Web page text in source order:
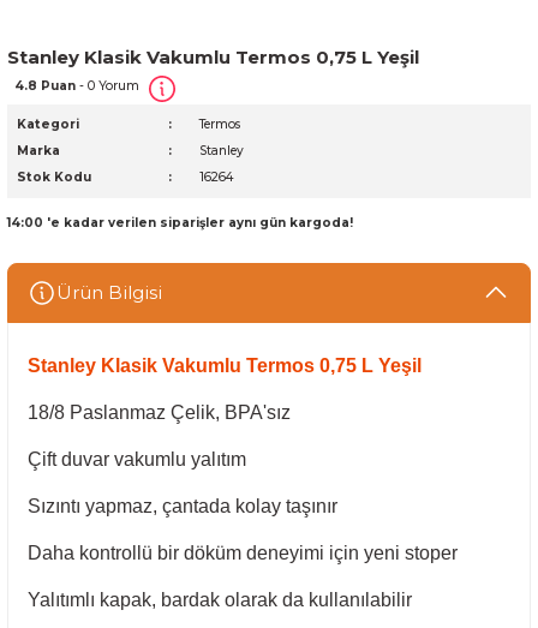
Stanley Klasik Vakumlu Termos 0,75 L Yeşil
4.8 Puan - 0 Yorum
Kategori
Termos
Marka
Stanley
Stok Kodu
16264
14:00 'e kadar verilen siparişler aynı gün kargoda!
Ürün Bilgisi
Stanley Klasik Vakumlu Termos 0,75 L Yeşil
18/8 Paslanmaz Çelik, BPA'sız
Çift duvar vakumlu yalıtım
Sızıntı yapmaz, çantada kolay taşınır
Daha kontrollü bir döküm deneyimi için yeni stoper
Yalıtımlı kapak, bardak olarak da kullanılabilir